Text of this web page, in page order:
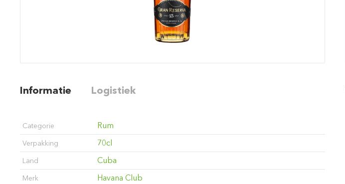
Informatie Logistiek
Categorie Rum
Verpakking 70cl
Land Cuba
Merk Havana Club